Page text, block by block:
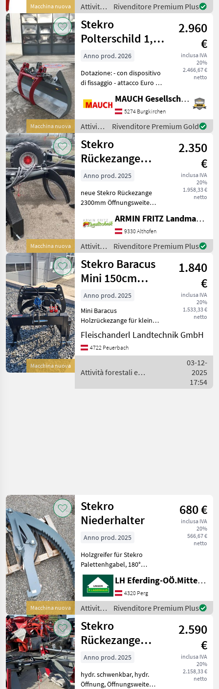
Macchina nuova
Schwenken links/rechts 43°
Attività
forestali
e
lavorazione
del
legno /
Rivenditore Premium Plus
Macchina nuova
Stekro
Polterschild 1,8
m
2.960
€
inclusa IVA
20%
2.466,67 €
netto
Anno prod. 2026
Dotazione: - con dispositivo
di fissaggio - attacco Euro e
disponibile a Burgkirchen.
Per poterle dedicare tutto il
tempo necessario,
MAUCH Gesellschaft m.b.H. & Co.KG
5274 Burgkirchen
Attività
forestali
e
lavorazione
del
legno /
Rivenditore Premium Gold
Macchina nuova
Stekro
Rückezange
Baracus
2.350
€
inclusa IVA
20%
1.958,33 €
netto
Anno prod. 2025
neue Stekro Rückezange
2300mm Öffnungsweite
lavorazione del legno Pinze
ARMIN FRITZ Landmaschinen und Kfz-Technik GmbH
9330 Althofen
Attività
forestali
e
lavorazione
del
legno /
Rivenditore Premium Plus
Macchina nuova
Stekro Baracus
Mini 150cm
Öffnungsweite,
Dreipunktanba
1.840
€
inclusa IVA
20%
1.533,33 €
netto
Anno prod. 2025
Mini Baracus
Holzrückezange für kleine
Traktoren, Hoflader usw. 1,
5m Öffnungsweite,
mechanisch links und
Dreipunktanbau SOFORT
Fleischanderl Landtechnik GmbH
4722 Peuerbach
Attività forestali e
Stekro
03-12-
2025
17:54
Macchina nuova
Stekro
Niederhalter
680 €
inclusa IVA
20%
566,67 €
netto
Anno prod. 2025
Holzgreifer für Stekro
Palettenhgabel, 180°
Öffnungsweite Attività
forestali e lavorazione del
legno Pinze per tronchi
LH Eferding-OÖ.Mitte, Perg
4320 Perg
Attività
forestali
e
lavorazione
del
legno /
Rivenditore Premium Plus
Stekro
Rückezange
Baracus
2.590
€
inclusa IVA
20%
2.158,33 €
netto
Anno prod. 2025
hydr. schwenkbar, hydr.
Öffnung, Öffnungsweite